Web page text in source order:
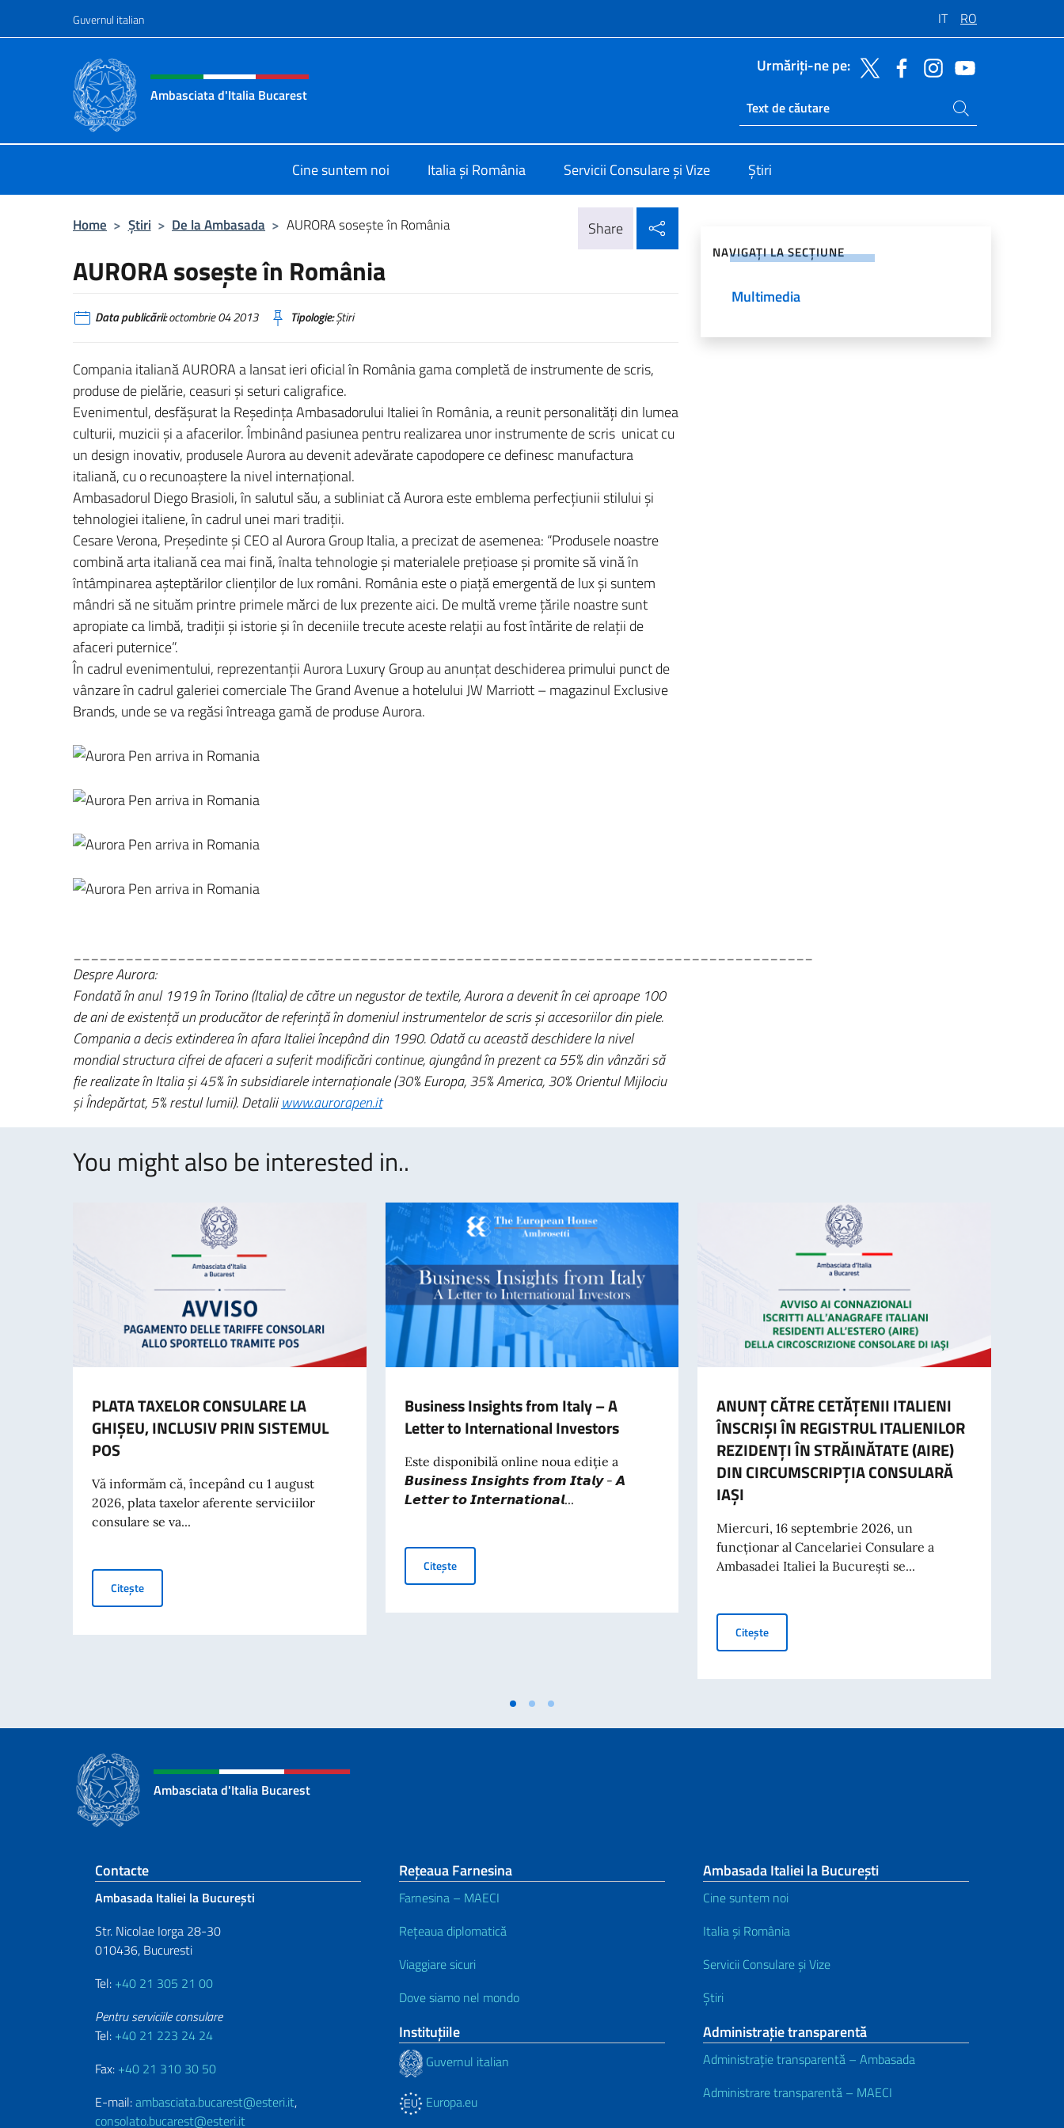
Guvernul italian IT RO
Header, social and menu of site
Ambasciata d'Italia Bucarest
Urmăriți-ne pe:
Ricerca sito live
Caută pe site
Cine suntem noi Italia și România Servicii Consulare și Vize Știri
Home > Știri > De la Ambasada > AURORA soseşte în România Share
AURORA soseşte în România
Data publicării:octombrie 04 2013 Tipologie:Știri
Compania italiană AURORA a lansat ieri oficial în România gama completă de instrumente de scris,
produse de pielărie, ceasuri şi seturi caligrafice.
Evenimentul, desfăşurat la Reşedinţa Ambasadorului Italiei în România, a reunit personalităţi din lumea
culturii, muzicii şi a afacerilor. Îmbinând pasiunea pentru realizarea unor instrumente de scris unicat cu
un design inovativ, produsele Aurora au devenit adevărate capodopere ce definesc manufactura
italiană, cu o recunoaştere la nivel internaţional.
Ambasadorul Diego Brasioli, în salutul său, a subliniat că Aurora este emblema perfecţiunii stilului şi
tehnologiei italiene, în cadrul unei mari tradiţii.
Cesare Verona, Preşedinte şi CEO al Aurora Group Italia, a precizat de asemenea: “Produsele noastre
combină arta italiană cea mai fină, înalta tehnologie şi materialele preţioase şi promite să vină în
întâmpinarea aşteptărilor clienţilor de lux români. România este o piaţă emergentă de lux şi suntem
mândri să ne situăm printre primele mărci de lux prezente aici. De multă vreme ţările noastre sunt
apropiate ca limbă, tradiţii şi istorie şi în deceniile trecute aceste relaţii au fost întărite de relaţii de
afaceri puternice”.
În cadrul evenimentului, reprezentanţii Aurora Luxury Group au anunţat deschiderea primului punct de
vânzare în cadrul galeriei comerciale The Grand Avenue a hotelului JW Marriott – magazinul Exclusive
Brands, unde se va regăsi întreaga gamă de produse Aurora.
Despre Aurora:
Fondată în anul 1919 în Torino (Italia) de către un negustor de textile, Aurora a devenit în cei aproape 100
de ani de existenţă un producător de referinţă în domeniul instrumentelor de scris şi accesoriilor din piele.
Compania a decis extinderea în afara Italiei începând din 1990. Odată cu această deschidere la nivel
mondial structura cifrei de afaceri a suferit modificări continue, ajungând în prezent ca 55% din vânzări să
fie realizate în Italia şi 45% în subsidiarele internaţionale (30% Europa, 35% America, 30% Orientul Mijlociu
şi Îndepărtat, 5% restul lumii). Detaliiwww.aurorapen.it
NAVIGAȚI LA SECȚIUNE
Multimedia
You might also be interested in..
PLATA TAXELOR CONSULARE LA
GHIȘEU, INCLUSIV PRIN SISTEMUL
POS
Vă informăm că, începând cu 1 august
2026, plata taxelor aferente serviciilor
consulare se va...
CiteștePLATA TAXELOR CONSULARE LA GHIȘEU, INCLUSIV PRIN SISTEMUL POS
Business Insights from Italy – A
Letter to International Investors
Este disponibilă online noua ediție a
𝘽𝙪𝙨𝙞𝙣𝙚𝙨𝙨 𝙄𝙣𝙨𝙞𝙜𝙝𝙩𝙨 𝙛𝙧𝙤𝙢 𝙄𝙩𝙖𝙡𝙮 - 𝘼
𝙇𝙚𝙩𝙩𝙚𝙧 𝙩𝙤 𝙄𝙣𝙩𝙚𝙧𝙣𝙖𝙩𝙞𝙤𝙣𝙖𝙡...
CiteșteBusiness Insights from Italy – A Letter to International Investors
ANUNȚ CĂTRE CETĂȚENII ITALIENI
ÎNSCRIȘI ÎN REGISTRUL ITALIENILOR
REZIDENȚI ÎN STRĂINĂTATE (AIRE)
DIN CIRCUMSCRIPȚIA CONSULARĂ
IAȘI
Miercuri, 16 septembrie 2026, un
funcționar al Cancelariei Consulare a
Ambasadei Italiei la București se...
CiteșteANUNȚ CĂTRE CETĂȚENII ITALIENI ÎNSCRIȘI ÎN REGISTRUL
Ambasciata d'Italia Bucarest
Footer section
Contacte
Ambasada Italiei la București
Str. Nicolae Iorga 28-30
010436, Bucuresti
Tel: +40 21 305 21 00
Pentru serviciile consulare
Tel: +40 21 223 24 24
Fax: +40 21 310 30 50
E-mail:ambasciata.bucarest@esteri.it,
consolato.bucarest@esteri.it
Rețeaua Farnesina
Farnesina – MAECI
Rețeaua diplomatică
Viaggiare sicuri
Dove siamo nel mondo
Instituţiile
Guvernul italian
Europa.eu
Ambasada Italiei la București
Cine suntem noi
Italia și România
Servicii Consulare și Vize
Știri
Administrație transparentă
Administrație transparentă – Ambasada
Administrare transparentă – MAECI